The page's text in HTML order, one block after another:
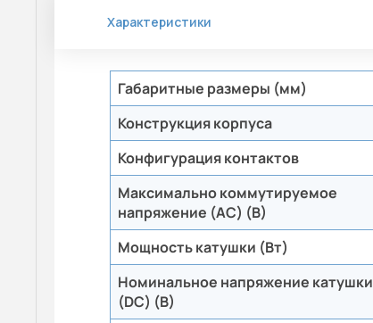
Характеристики
Габаритные размеры (мм)
Конструкция корпуса
Конфигурация контактов
Максимально коммутируемое
напряжение (AC) (В)
Мощность катушки (Вт)
Номинальное напряжение катушки
(DC) (В)